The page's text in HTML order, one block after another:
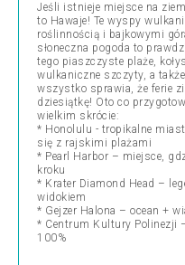
Jeśli istnieje miejsce na
to Hawaje! Te wyspy
roślinnością i bajkowymi
słoneczna pogoda to
tego piaszczyste plaże,
wulkaniczne szczyty, a
wszystko sprawia, że ferie
dziesiątkę! Oto co
wielkim skrócie:
* Honolulu - tropikalne
się z rajskimi plażami
* Pearl Harbor – miejsce,
kroku
* Krater Diamond Head –
widokiem
* Gejzer Halona – ocean +
* Centrum Kultury Polinezji
100%